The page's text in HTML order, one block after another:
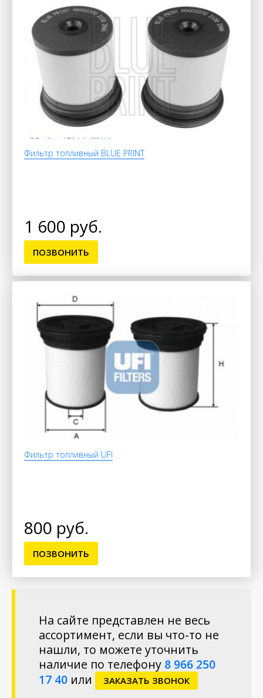
Фильтр топливный BLUE PRINT
1 600 руб.
ПОЗВОНИТЬ
Фильтр топливный UFI
800 руб.
ПОЗВОНИТЬ
На сайте представлен не весь
ассортимент, если вы что-то не
нашли, то можете уточнить
наличие по телефону 8 966 250
17 40 или ЗАКАЗАТЬ ЗВОНОК